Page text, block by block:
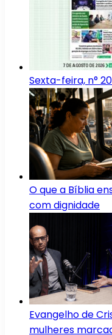
Sexta-feira, n°
O que a Bíblia
com dignidade
Evangelho de
mulheres